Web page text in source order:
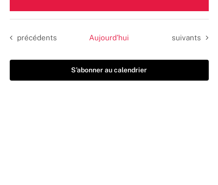
une
date.
Évènements
précédents Aujourd’hui Évènements
suivants
S’abonner au calendrier